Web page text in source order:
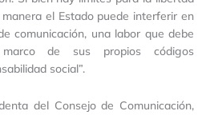
el Estado puede interferir en
comunicación, una labor que debe
de sus propios códigos
social”.
del Consejo de Comunicación,